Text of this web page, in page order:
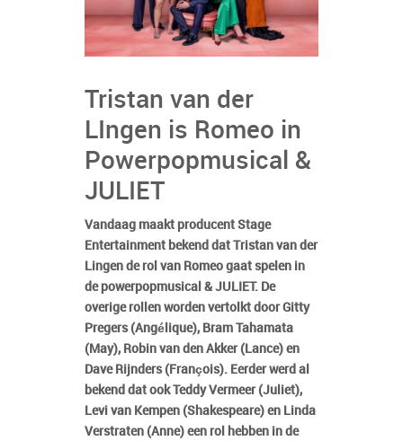
Tristan van der
LIngen is Romeo in
Powerpopmusical &
JULIET
Vandaag maakt producent Stage
Entertainment bekend dat Tristan van der
Lingen de rol van Romeo gaat spelen in
de powerpopmusical & JULIET. De
overige rollen worden vertolkt door Gitty
Pregers (Angélique), Bram Tahamata
(May), Robin van den Akker (Lance) en
Dave Rijnders (François). Eerder werd al
bekend dat ook Teddy Vermeer (Juliet),
Levi van Kempen (Shakespeare) en Linda
Verstraten (Anne) een rol hebben in de